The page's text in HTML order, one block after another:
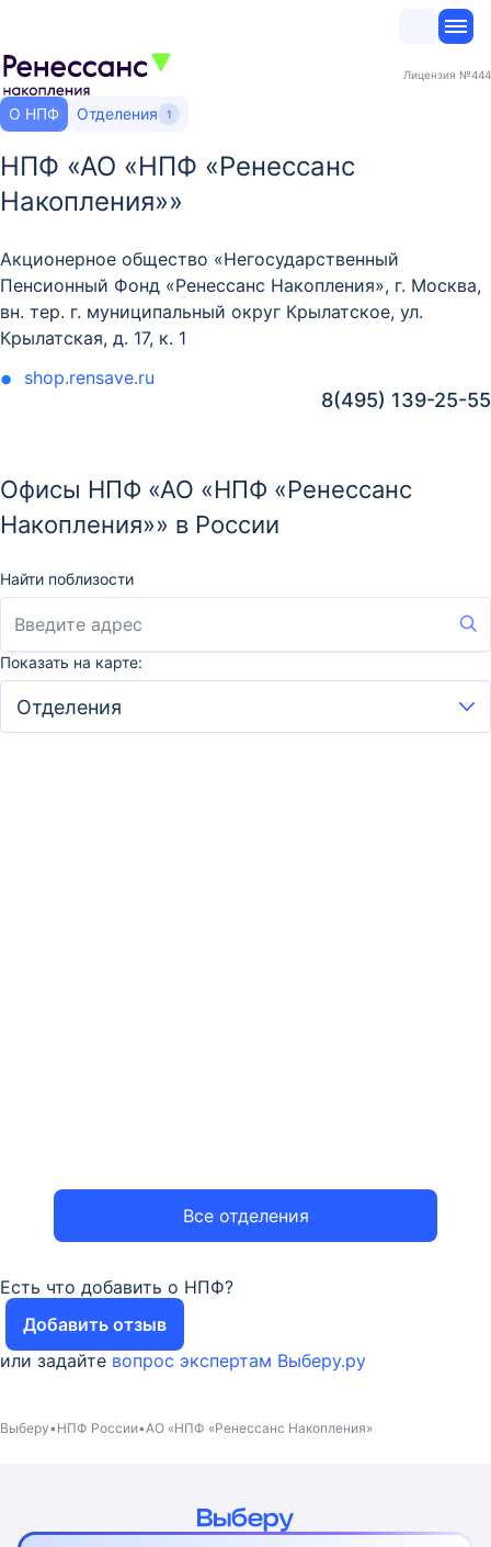
Лицензия №444
О НПФ Отделения 1
НПФ «АО «НПФ «Ренессанс
Накопления»»
Акционерное общество «Негосударственный
Пенсионный Фонд «Ренессанс Накопления», г. Москва,
вн. тер. г. муниципальный округ Крылатское, ул.
Крылатская, д. 17, к. 1
shop.rensave.ru
8(495) 139-25-55
Офисы НПФ «АО «НПФ «Ренессанс
Накопления»» в России
Все отделения
Найти поблизости
Показать на карте:
Есть что добавить о НПФ?
Добавить отзыв
или задайте вопрос экспертам Выберу.ру
Выберу НПФ России АО «НПФ «Ренессанс Накопления»